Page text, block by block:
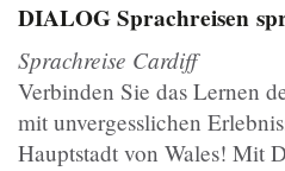
DIALOG Sprachreisen
Sprachreise Cardiff
Verbinden Sie das Lernen
mit unvergesslichen
Hauptstadt von Wales! Mit